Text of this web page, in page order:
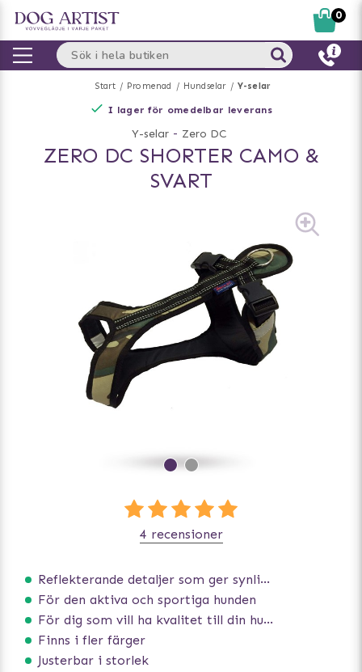
Start Promenad Hundselar Y-selar
I lager för omedelbar leverans
Y-selar - Zero DC
ZERO DC SHORTER CAMO &
SVART
Reflekterande detaljer som ger synlighet i svagt ljus
För den aktiva och sportiga hunden
För dig som vill ha kvalitet till din hund!
Finns i fler färger
Justerbar i storlek
4 recensioner
0